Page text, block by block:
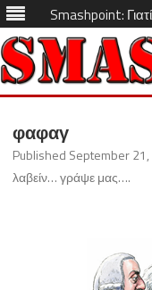
Smashpoint:
φαφαγ
Published September
λαβείν… γράψε μας….